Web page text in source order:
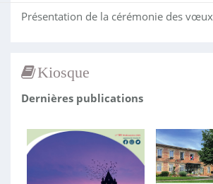
Présentation de la cérémonie des vœux
Kiosque
Dernières publications